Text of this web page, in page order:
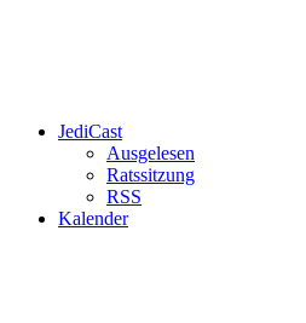
JediCast
Ausgelesen
Ratssitzung
RSS
Kalender